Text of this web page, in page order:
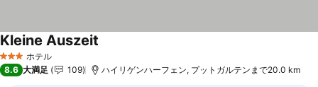
3 ホテルのランク
ホテル
Kleine Auszeit
8.6 大満足 109 ハイリゲンハーフェン, プットガルテンまで20.0 km